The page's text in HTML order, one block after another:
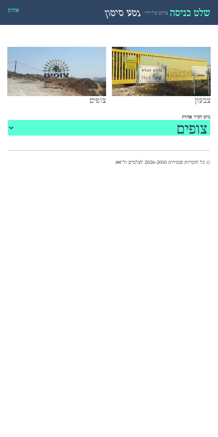
שלט כניסה צולם על־ידי: נטע סיטון אודות
צבעון צופים
נווט לעיר אחרת
© כל הזכויות שמורות 2026-2010 לצלמים ול־ אאא.